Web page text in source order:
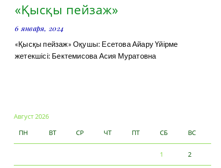
«Қысқы пейзаж»
6 января, 2024
«Қысқы пейзаж» Оқушы: Есетова Айару Үйірме
жетекшісі: Бектемисова Асия Муратовна
Август 2026
ПН
ВТ СР ЧТ ПТ СБ ВС
1 2